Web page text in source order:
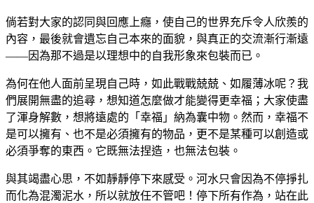
倘若對大家的認同與回應上癮，使自己的世界充斥令人欣羨的
內容，最後就會遺忘自己本來的面貌，與真正的交流漸行漸遠
——因為那不過是以理想中的自我形象來包裝而已。
為何在他人面前呈現自己時，如此戰戰兢兢、如履薄冰呢？我
們展開無盡的追尋，想知道怎麼做才能變得更幸福；大家使盡
了渾身解數，想將遠處的「幸福」納為囊中物。然而，幸福不
是可以擁有、也不是必須擁有的物品，更不是某種可以創造或
必須爭奪的東西。它既無法捏造，也無法包裝。
與其竭盡心思，不如靜靜停下來感受。河水只會因為不停掙扎
而化為混濁泥水，所以就放任不管吧！停下所有作為，站在此